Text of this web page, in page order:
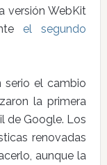
versión WebKit
el segundo
serio el cambio
la primera
de Google. Los
renovadas
aunque la